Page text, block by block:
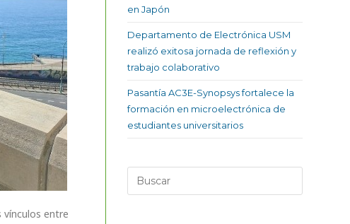
vínculos entre
en Japón
Departamento de Electrónica USM
realizó exitosa jornada de reflexión y
trabajo colaborativo
Pasantía AC3E-Synopsys fortalece la
formación en microelectrónica de
estudiantes universitarios